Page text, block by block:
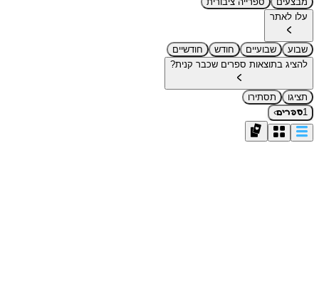
עלו לאתר
שבוע שבועיים חודש
חודשיים
להציג בתוצאות ספרים שכבר קנית?
תציגו
תסתירו
1ספרים›